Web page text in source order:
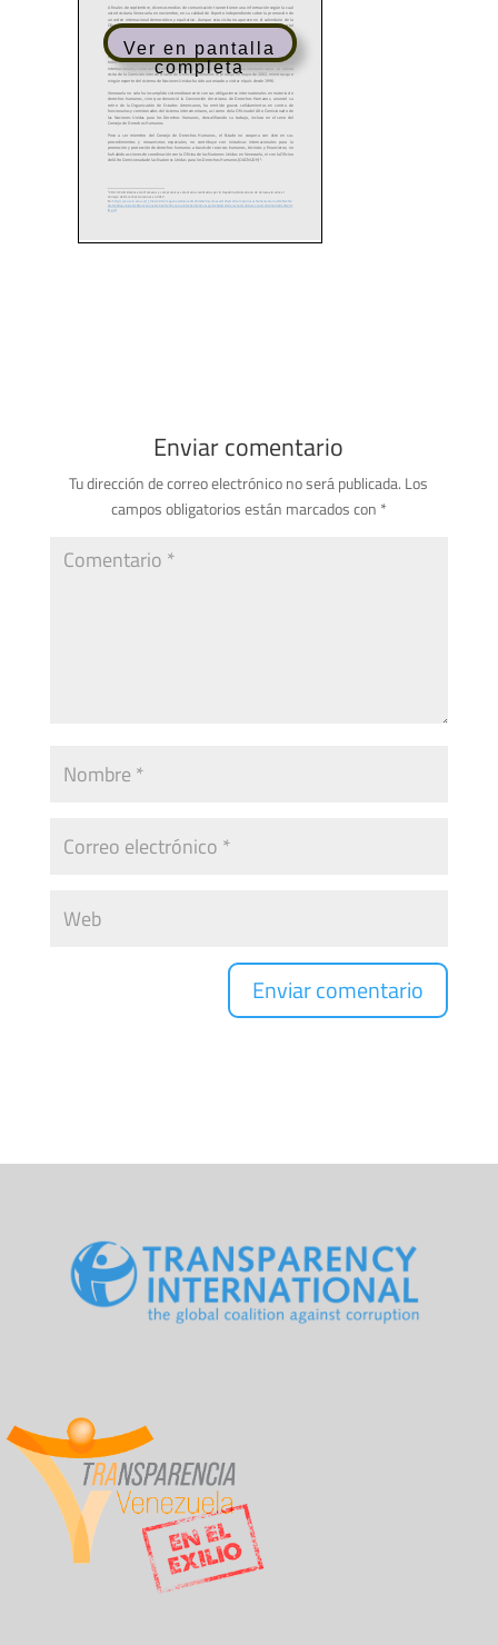
Ver en pantalla
completa
Enviar comentario
Tu dirección de correo electrónico no será publicada. Los
campos obligatorios están marcados con *